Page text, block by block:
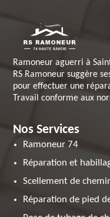
Ramoneur aguerri à
RS Ramoneur suggère
pour effectuer une
Travail conforme aux
Nos Services
Ramoneur 74
Réparation et
Scellement de
Réparation de pied